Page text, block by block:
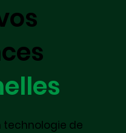
technologie de